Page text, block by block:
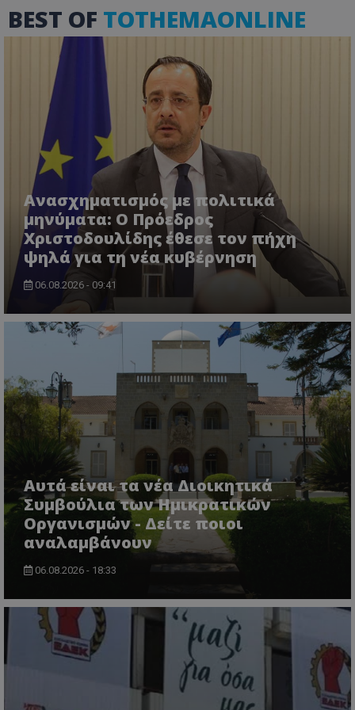
BEST OF TOTHEMAONLINE
Ανασχηματισμός με πολιτικά
μηνύματα: Ο Πρόεδρος
Χριστοδουλίδης έθεσε τον πήχη
ψηλά για τη νέα κυβέρνηση
06.08.2026 - 09:41
Αυτά είναι τα νέα Διοικητικά
Συμβούλια των Ημικρατικών
Οργανισμών - Δείτε ποιοι
αναλαμβάνουν
06.08.2026 - 18:33
ASP.NET_SessionId
Microsoft Corporation
VISITOR_PRIVACY_METADATA
.youtube.com